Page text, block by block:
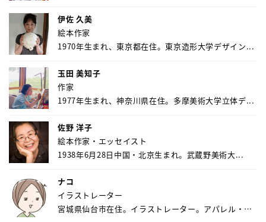
伊佐 久美
絵本作家
1970年生まれ、東京都在住。東京造形大学デザイン...
玉田 美知子
作家
1977年生まれ、神奈川県在住。多摩美術大学立体デ...
佐野 洋子
絵本作家・エッセイスト
1938年6月28日中国・北京生まれ。武蔵野美術大...
ナコ
イラストレーター
宮城県仙台市在住。イラストレーター。アパレル・キ